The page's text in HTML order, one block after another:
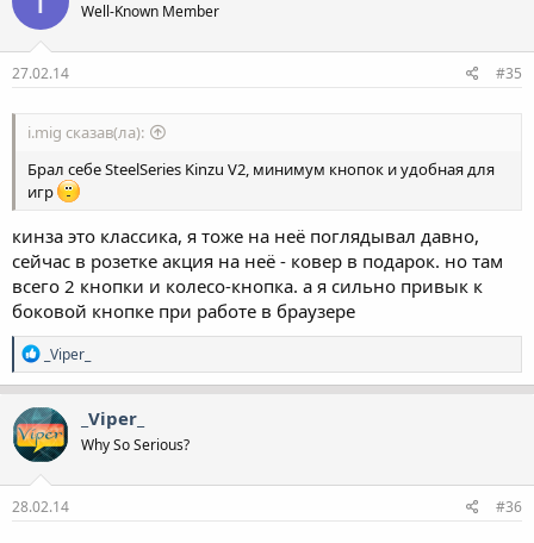
Well-Known Member
27.02.14 #35
i.mig сказав(ла):
Брал себе SteelSeries Kinzu V2, минимум кнопок и удобная для
игр
кинза это классика, я тоже на неё поглядывал давно,
сейчас в розетке акция на неё - ковер в подарок. но там
всего 2 кнопки и колесо-кнопка. а я сильно привык к
боковой кнопке при работе в браузере
Р
е
а
к
ц
і
ї
:
_Viper_
_Viper_
Why So Serious?
28.02.14 #36